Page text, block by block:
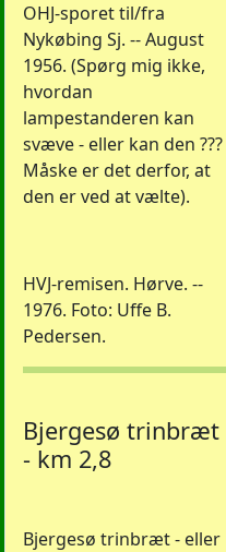
OHJ-sporet til/fra
Nykøbing Sj. -- August
1956. (Spørg mig ikke,
hvordan
lampestanderen kan
svæve - eller kan den ???
Måske er det derfor, at
den er ved at vælte).
HVJ-remisen. Hørve. --
1976. Foto: Uffe B.
Pedersen.
Bjergesø trinbræt
- km 2,8
Bjergesø trinbræt - eller